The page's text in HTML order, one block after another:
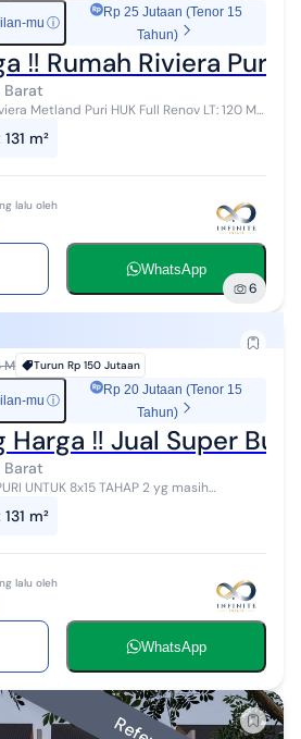
mu ⓘ
Rp 25 Jutaan (Tenor 15
Tahun)
‼️ Rumah Riviera Puri
Barat
Puri HUK Full Renov LT: 120 M²
| KM : 3+1 SHM | Utara Furnished 4.1 M Ne...
131 m²
lalu oleh
WhatsApp
6
M Turun Rp 150 Jutaan
mu ⓘ
Rp 20 Jutaan (Tenor 15
Tahun)
‼️ Jual Super Bu
Barat
UNTUK 8x15 TAHAP 2 yg masih
131 m²
lalu oleh
WhatsApp